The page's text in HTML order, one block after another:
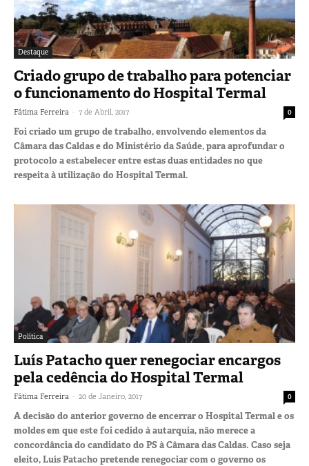
Destaque
Criado grupo de trabalho para potenciar
o funcionamento do Hospital Termal
Fátima Ferreira - 7 de Abril, 2017 0
Foi criado um grupo de trabalho, envolvendo elementos da
Câmara das Caldas e do Ministério da Saúde, para aprofundar o
protocolo a estabelecer entre estas duas entidades no que
respeita à utilização do Hospital Termal.
Política
Luís Patacho quer renegociar encargos
pela cedência do Hospital Termal
Fátima Ferreira - 20 de Janeiro, 2017 0
A decisão do anterior governo de encerrar o Hospital Termal e os
moldes em que este foi cedido à autarquia, não merece a
concordância do candidato do PS à Câmara das Caldas. Caso seja
eleito, Luís Patacho pretende renegociar com o governo os